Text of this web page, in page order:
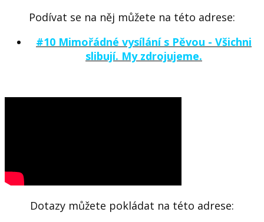
Podívat se na něj můžete na této adrese:
#10 Mimořádné vysílání s Pěvou - Všichni
slibují. My zdrojujeme.
Dotazy můžete pokládat na této adrese: